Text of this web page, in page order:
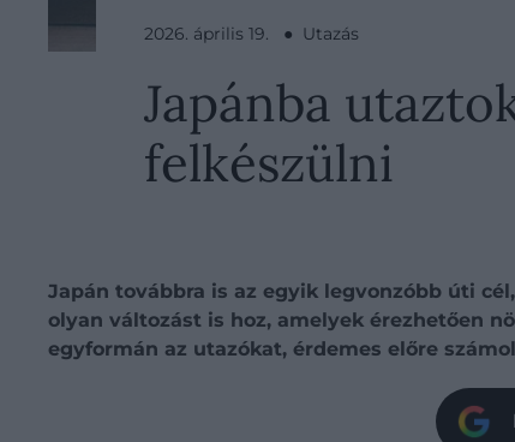
2026. április 19. ● Utazás
Japánba
felkészülni
Japán továbbra is az egyik legvonzóbb úti
olyan változást is hoz, amelyek érezhetően
egyformán az utazókat, érdemes előre